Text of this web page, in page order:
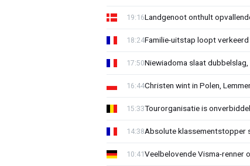
Landgenoot onthult
19:16
Familie-uitstap loopt
18:24
Niewiadoma slaat
17:50
Christen wint in Polen,
16:44
Tourorganisatie is
15:33
Absolute klassementstopper
14:38
Veelbelovende Visma-renner
10:41